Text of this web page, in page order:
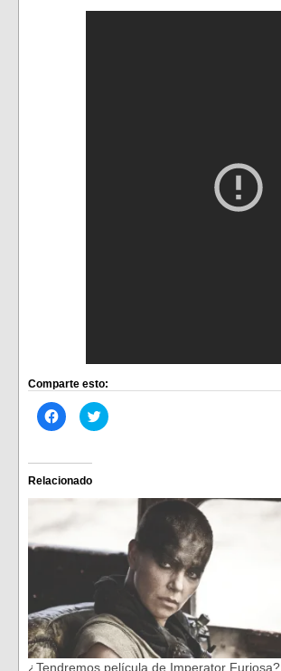
Comparte esto:
Haz
clic
Facebook
(Se
abre
en
ventana
nueva)
Haz
clic
en
ventana
nueva)
Relacionado
¿Tendremos película de Imperator Furiosa?